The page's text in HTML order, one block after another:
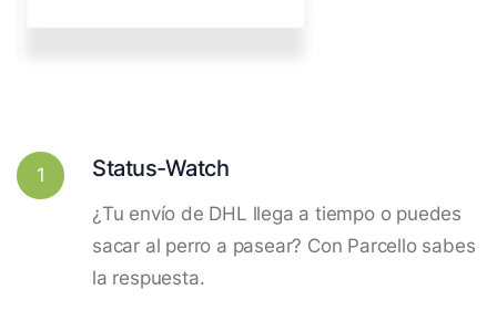
1 Status-Watch
¿Tu envío de DHL llega a tiempo o puedes
sacar al perro a pasear? Con Parcello sabes
la respuesta.